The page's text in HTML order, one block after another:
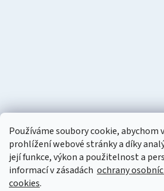
Používáme soubory cookie,
prohlížení webové stránky a díky
její funkce, výkon a použitelnost a
informací v zásadách ochrany
cookies.